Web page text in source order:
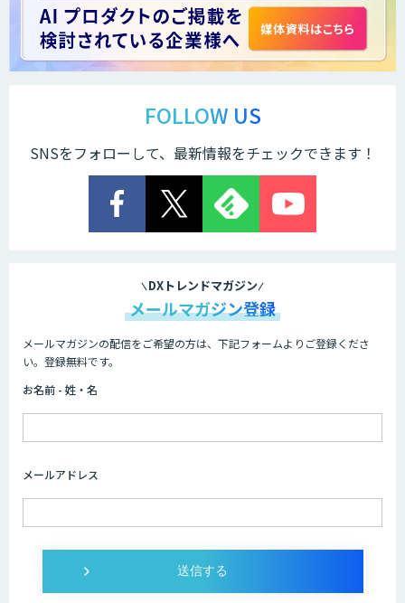
アノテーション統合ソリューション
harBest for Data
ムサービス
Datatang 高品質AIデータ収集・アノテ
アノテーション・ソリューションサービ
FOLLOW US
SNSをフォローして、最新情報をチェックできます！
DXトレンドマガジン
メールマガジン登録
メールマガジンの配信をご希望の方は、下記フォームよりご登録くださ
い。登録無料です。
お名前 - 姓・名
メールアドレス